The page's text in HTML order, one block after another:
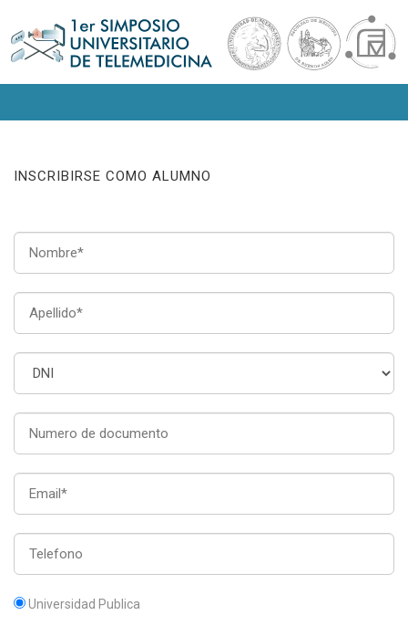
INSCRIBIRSE COMO ALUMNO
Universidad Publica